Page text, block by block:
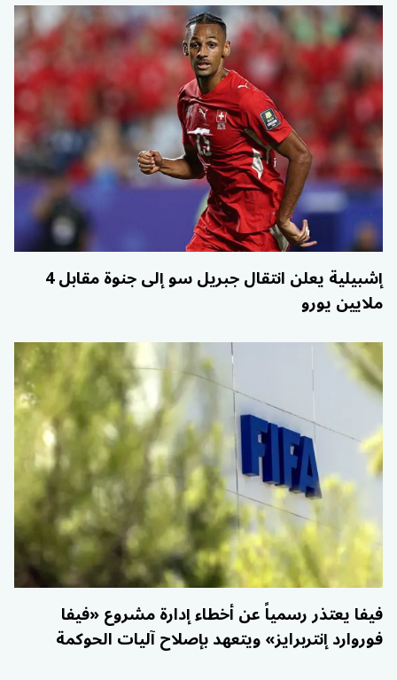
إشبيلية يعلن انتقال جبريل سو إلى جنوة مقابل 4
ملايين يورو
فيفا يعتذر رسمياً عن أخطاء إدارة مشروع «فيفا
فوروارد إنتربرايز» ويتعهد بإصلاح آليات الحوكمة